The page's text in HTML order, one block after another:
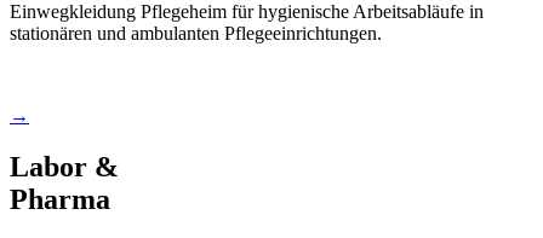
Einwegkleidung Pflegeheim für hygienische Arbeitsabläufe in
stationären und ambulanten Pflegeeinrichtungen.
→
Labor &
Pharma